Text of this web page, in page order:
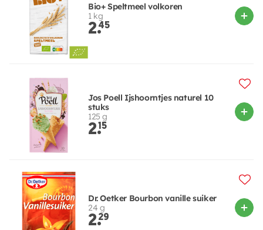
Bio+ Speltmeel volkoren
1 kg
2.45
Jos Poell Ijshoorntjes naturel 10
stuks
125 g
2.15
Dr. Oetker Bourbon vanille suiker
24 g
2.29